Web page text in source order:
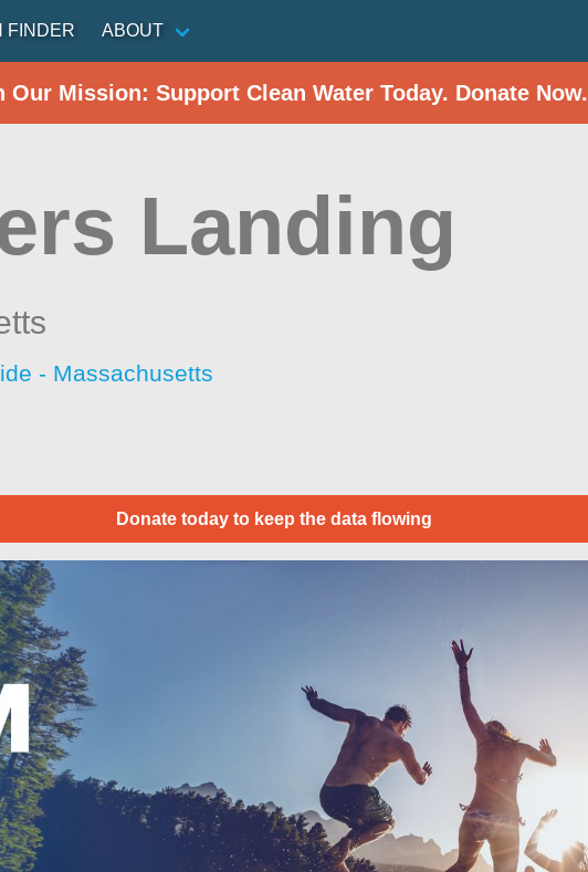
FINDER ABOUT
Our Mission: Support Clean Water Today. Donate Now.
Landing
- Massachusetts
Donate today to keep the data flowing